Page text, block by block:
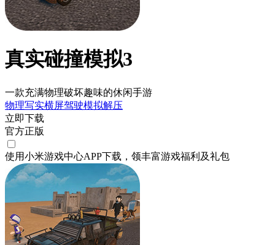
真实碰撞模拟3
一款充满物理破坏趣味的休闲手游
物理写实横屏驾驶模拟解压
立即下载
官方正版
使用小米游戏中心APP下载 ，领丰富游戏福利 及礼包